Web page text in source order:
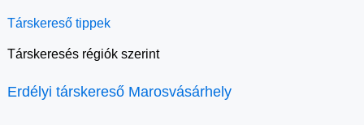
Társkereső tippek
Társkeresés régiók szerint
Erdélyi társkereső Marosvásárhely